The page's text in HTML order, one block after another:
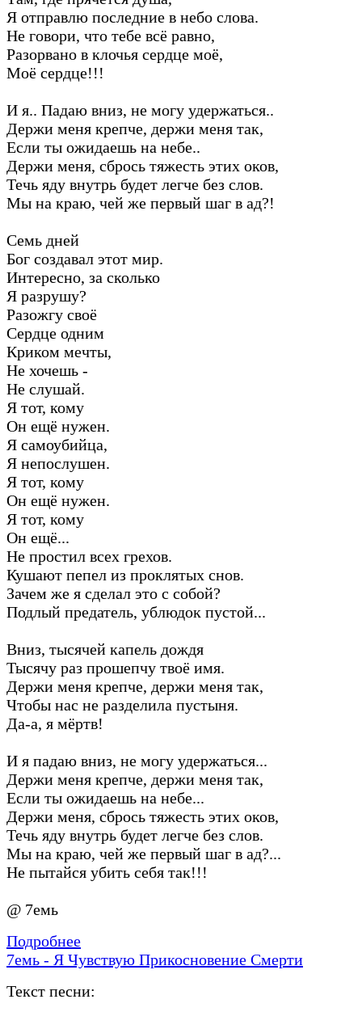
Я отправлю последние в небо слова.
Не говори, что тебе всё равно,
Разорвано в клочья сердце моё,
Моё сердце!!!
И я.. Падаю вниз, не могу удержаться..
Держи меня крепче, держи меня так,
Если ты ожидаешь на небе..
Держи меня, сбрось тяжесть этих оков,
Течь яду внутрь будет легче без слов.
Мы на краю, чей же первый шаг в ад?!
Семь дней
Бог создавал этот мир.
Интересно, за сколько
Я разрушу?
Разожгу своё
Сердце одним
Криком мечты,
Не хочешь -
Не слушай.
Я тот, кому
Он ещё нужен.
Я самоубийца,
Я непослушен.
Я тот, кому
Он ещё нужен.
Я тот, кому
Он ещё...
Не простил всех грехов.
Кушают пепел из проклятых снов.
Зачем же я сделал это с собой?
Подлый предатель, ублюдок пустой...
Вниз, тысячей капель дождя
Тысячу раз прошепчу твоё имя.
Держи меня крепче, держи меня так,
Чтобы нас не разделила пустыня.
Да-а, я мёртв!
И я падаю вниз, не могу удержаться...
Держи меня крепче, держи меня так,
Если ты ожидаешь на небе...
Держи меня, сбрось тяжесть этих оков,
Течь яду внутрь будет легче без слов.
Мы на краю, чей же первый шаг в ад?...
Не пытайся убить себя так!!!
@ 7емь
Подробнее
7емь - Я Чувствую Прикосновение Смерти
Текст песни: